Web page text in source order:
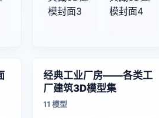
经典工业厂房——各类工
厂建筑3D模型集
11 模型